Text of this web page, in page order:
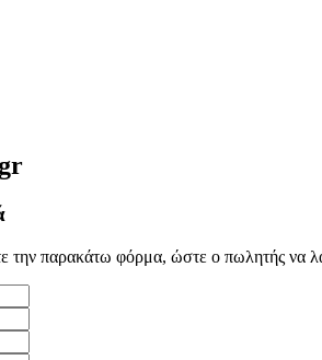
παρακάτω φόρμα, ώστε ο πωλητής να